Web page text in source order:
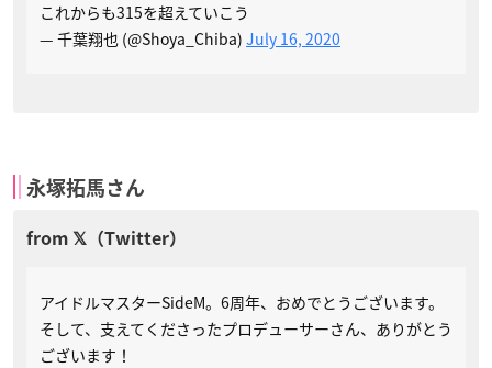
これからも315を超えていこう
— 千葉翔也 (@Shoya_Chiba) July 16, 2020
永塚拓馬さん
アイドルマスターSideM。6周年、おめでとうございます。
そして、支えてくださったプロデューサーさん、ありがとう
ございます！